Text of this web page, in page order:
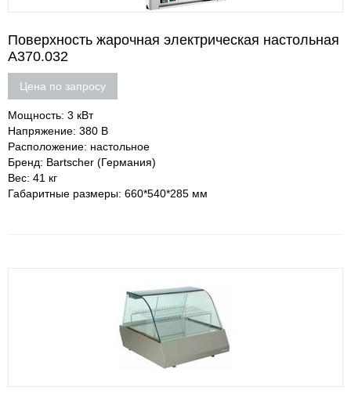
Поверхность жарочная электрическая настольная
A370.032
Цена по запросу
Мощность: 3 кВт
Напряжение: 380 В
Расположение: настольное
Бренд: Bartscher (Германия)
Вес: 41 кг
Габаритные размеры: 660*540*285 мм